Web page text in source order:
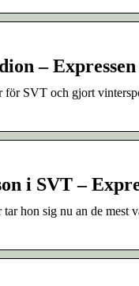
– Expressen
SVT och gjort
i SVT –
hon sig nu an de